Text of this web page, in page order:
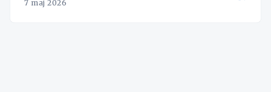
7 maj 2026